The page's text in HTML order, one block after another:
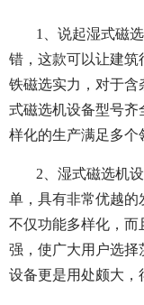
1、说起湿式磁
错，这款可以让建筑
铁磁选实力，对于含
式磁选机设备型号齐
样化的生产满足多个
2、湿式磁选机
单，具有非常优越的
不仅功能多样化，而
强，使广大用户选择
设备更是用处颇大，